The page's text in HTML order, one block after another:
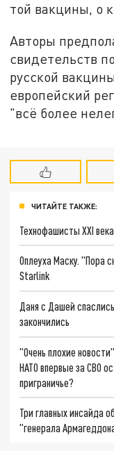
той вакцины, о
Авторы
свидетельств
русской
европейский
"всё более
ЧИТАЙТЕ ТАКЖЕ:
Технофашисты XXI века
Оплеуха Маску. "Пора
Starlink
Даня с Дашей
закончились
"Очень плохие
НАТО впервые за СВО
приграничье?
Три главных инсайда
"генерала